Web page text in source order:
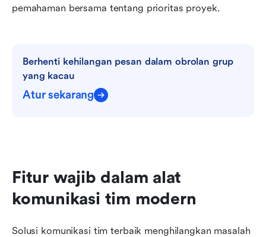
pemahaman bersama tentang prioritas proyek.
Berhenti kehilangan pesan dalam obrolan grup
yang kacau
Atur sekarang
Fitur wajib dalam alat
komunikasi tim modern
Solusi komunikasi tim terbaik menghilangkan masalah